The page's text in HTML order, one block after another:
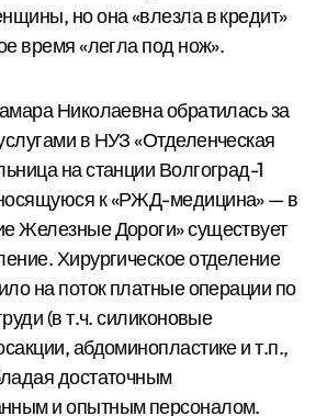
но она «влезла в кредит»
время «легла под нож».
Николаевна обратилась за
в НУЗ «Отделенческая
на станции Волгоград-1
к «РЖД-медицина» — в
Железные Дороги» существует
Хирургическое отделение
на поток платные операции по
(в т.ч. силиконовые
абдоминопластике и т.п.,
достаточным
и опытным персоналом.